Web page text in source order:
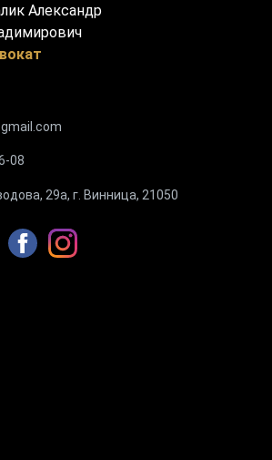
Александр
08
29а, г. Винница, 21050